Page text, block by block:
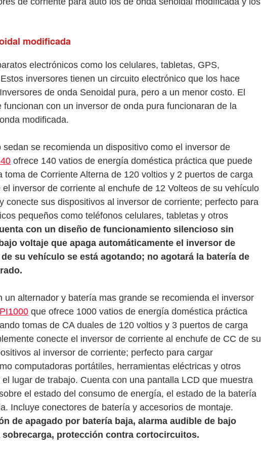
modificada
electrónicos como los celulares, tabletas, GPS,
inversores tienen un circuito electrónico que los hace
de onda Senoidal pura, pero a un menor costo. El
con un inversor de onda pura funcionaran de la
modificada.
se recomienda un dispositivo como el inversor de
ofrece 140 vatios de energía doméstica práctica que puede
toma de Corriente Alterna de 120 voltios y 2 puertos de carga
inversor de corriente al enchufe de 12 Volteos de su vehículo
conecte sus dispositivos al inversor de corriente; perfecto para
pequeños como teléfonos celulares, tabletas y otros
con un diseño de funcionamiento silencioso sin
voltaje que apaga automáticamente el inversor de
su vehículo se está agotando; no agotará la batería de
un alternador y batería mas grande se recomienda el inversor
que ofrece 1000 vatios de energía doméstica práctica
tomas de CA duales de 120 voltios y 3 puertos de carga
conecte el inversor de corriente al enchufe de CC de su
al inversor de corriente; perfecto para cargar
computadoras portátiles, herramientas eléctricas y otros
lugar de trabajo. Cuenta con una pantalla LCD que muestra
el estado del consumo de energía, el estado de la batería
Incluye conectores de batería y accesorios de montaje.
de apagado por batería baja, alarma audible de bajo
protección contra cortocircuitos.